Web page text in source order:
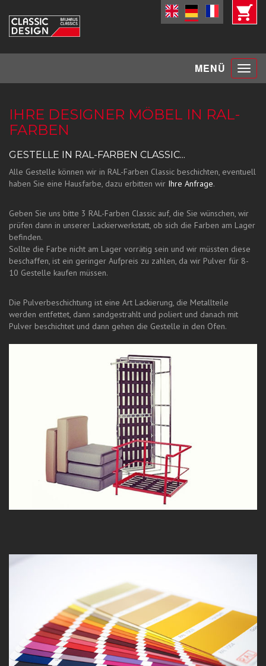
MENÜ Toggle
IHRE DESIGNER MÖBEL IN RAL-
FARBEN
GESTELLE IN RAL-FARBEN CLASSIC...
Alle Gestelle können wir in RAL-Farben Classic beschichten, eventuell
haben Sie eine Hausfarbe, dazu erbitten wir Ihre Anfrage.
Geben Sie uns bitte 3 RAL-Farben Classic auf, die Sie wünschen, wir
prüfen dann in unserer Lackierwerkstatt, ob sich die Farben am Lager
befinden.
Sollte die Farbe nicht am Lager vorrätig sein und wir müssten diese
beschaffen, ist ein geringer Aufpreis zu zahlen, da wir Pulver für 8-
10 Gestelle kaufen müssen.
Die Pulverbeschichtung ist eine Art Lackierung, die Metallteile
werden entfettet, dann sandgestrahlt und poliert und danach mit
Pulver beschichtet und dann gehen die Gestelle in den Ofen.